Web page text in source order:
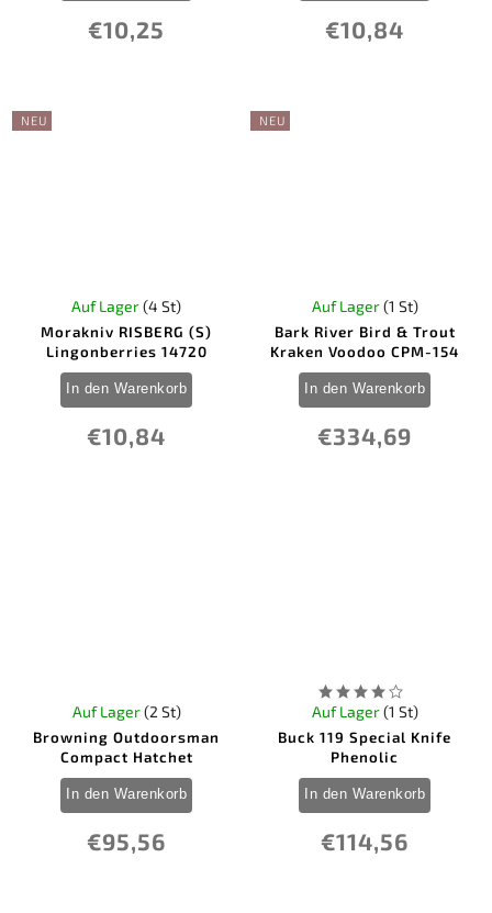
€10,25 €10,84
NEU
Morakniv RISBERG (S)
Lingonberries 14720
Auf Lager(4 St)
€10,84
In den Warenkorb
NEU
Bark River Bird & Trout
Kraken Voodoo CPM-154
Auf Lager(1 St)
€334,69
In den Warenkorb
Browning Outdoorsman
Compact Hatchet
Auf Lager(2 St)
€95,56
In den Warenkorb
Buck 119 Special Knife
Phenolic
Auf Lager(1 St)
€114,56
In den Warenkorb